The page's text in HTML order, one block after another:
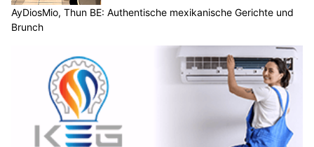
Wetter am Samstag, 08.08.2026: Sonnig und
trocken, über Bergen Quellwolken
Die Schweiz liegt am Südrand eines Hochs mit Schwerpunkt
über Norddeutschland und Polen. Mit einer schwachen
Bisenströmung fliesst vorübergehend trockenere und
weniger heisse Luft zur Alpennordseite. In den Alpen und auf
der Alpensüdseite ist die Luftmasse etwas feuchter und
labiler.